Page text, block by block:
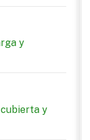
y
cubierta y